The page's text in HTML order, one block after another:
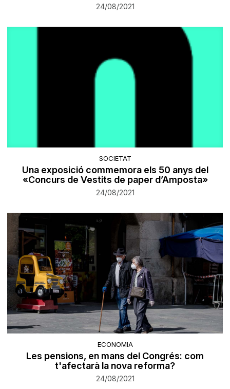
24/08/2021
SOCIETAT
Una exposició commemora els 50 anys del
«Concurs de Vestits de paper d’Amposta»
24/08/2021
ECONOMIA
Les pensions, en mans del Congrés: com
t'afectarà la nova reforma?
24/08/2021